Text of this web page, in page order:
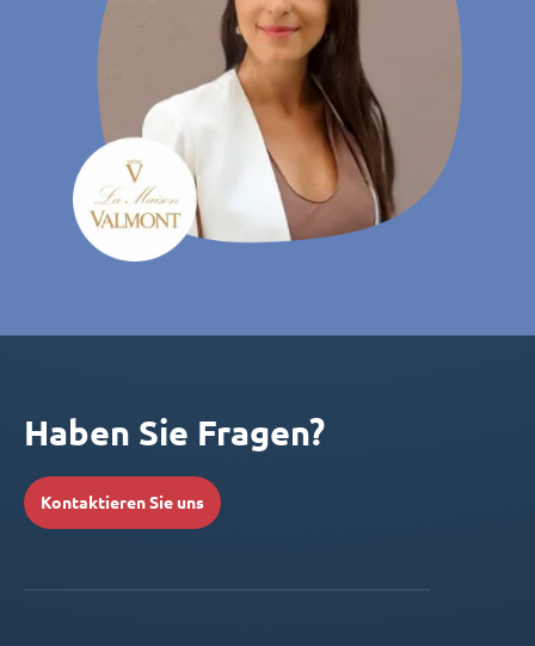
Haben Sie Fragen?
Kontaktieren Sie uns